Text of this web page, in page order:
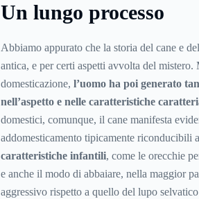
Un lungo processo
Abbiamo appurato che la storia del cane e
antica, e per certi aspetti avvolta del mistero.
domesticazione, l’uomo ha poi generato
nell’aspetto e nelle caratteristiche
domestici, comunque, il cane manifesta
addomesticamento tipicamente riconducibili
caratteristiche infantili, come le orecchie
e anche il modo di abbaiare, nella maggior
aggressivo rispetto a quello del lupo